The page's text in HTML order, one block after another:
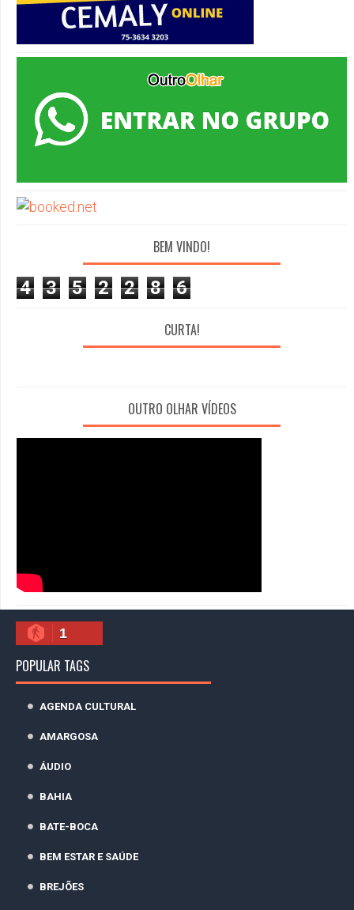
BEM VINDO!
4 3 5 2 2 8 6
CURTA!
OUTRO OLHAR VÍDEOS
1
POPULAR TAGS
AGENDA CULTURAL
AMARGOSA
ÁUDIO
BAHIA
BATE-BOCA
BEM ESTAR E SAÚDE
BREJÕES